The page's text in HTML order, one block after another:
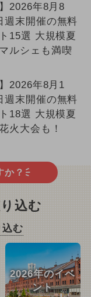
2026年8月8
週末開催の無料
15選 大規模夏
ルシェも満喫
2026年8月1
週末開催の無料
18選 大規模夏
火大会も！
か？
込む
む
2026年のイベ
ント